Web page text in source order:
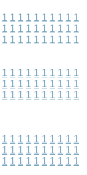
1 1 1 1 1 1 1 1 1 1
1 1 1 1 1 1 1 1 1 1
1 1 1 1 1 1 1 1 1 1
1 1 1 1 1 1 1 1 1 1
1 1 1 1 1 1 1 1 1 1
1 1 1 1 1 1 1 1 1 1
1 1 1 1 1 1 1 1 1 1
1 1 1 1 1 1 1 1 1 1
1 1 1 1 1 1 1 1 1 1